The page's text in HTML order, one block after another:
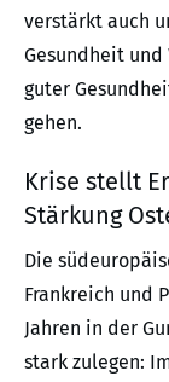
verstärkt auch
Gesundheit
guter
gehen.
Krise stellt
Stärkung
Die
Frankreich und
Jahren in der
stark zulegen: